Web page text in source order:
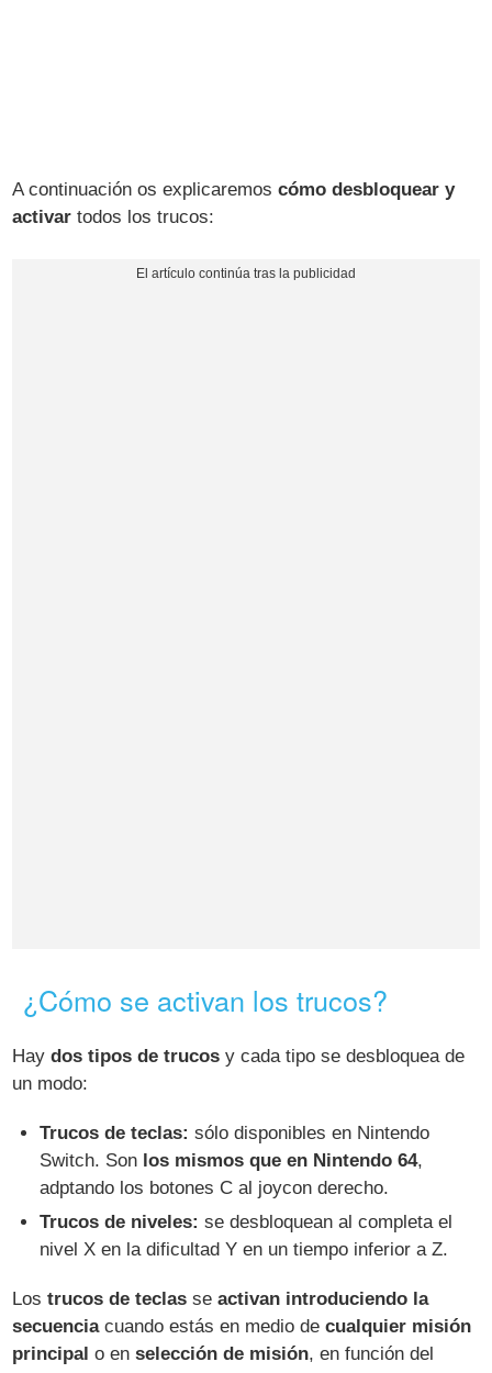
A continuación os explicaremoscómo desbloquear y
activar todos los trucos:
¿Cómo se activan los trucos?
Haydos tipos de trucos y cada tipo se desbloquea de
un modo:
Trucos de teclas: sólo disponibles en Nintendo
Switch. Son los mismos que en Nintendo 64,
adptando los botones C al joycon derecho.
Trucos de niveles: se desbloquean al completa el
nivel X en la dificultad Y en un tiempo inferior a Z.
Lostrucos de teclas seactivan introduciendo la
secuenciacuando estás en medio decualquier misión
principal o enselección de misión, en función del